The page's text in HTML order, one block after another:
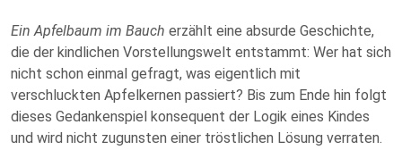
Ein Apfelbaum im Bauch erzählt eine absurde Geschichte,
die der kindlichen Vorstellungswelt entstammt: Wer hat sich
nicht schon einmal gefragt, was eigentlich mit
verschluckten Apfelkernen passiert? Bis zum Ende hin folgt
dieses Gedankenspiel konsequent der Logik eines Kindes
und wird nicht zugunsten einer tröstlichen Lösung verraten.